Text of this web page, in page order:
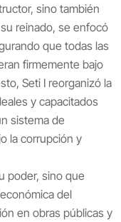
sino también
reinado, se enfocó
que todas las
firmemente bajo
Seti I reorganizó la
y capacitados
sistema de
la corrupción y
poder, sino que
del
en obras públicas y